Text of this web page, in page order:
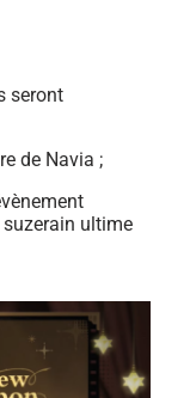
seront
de Navia ;
ultime